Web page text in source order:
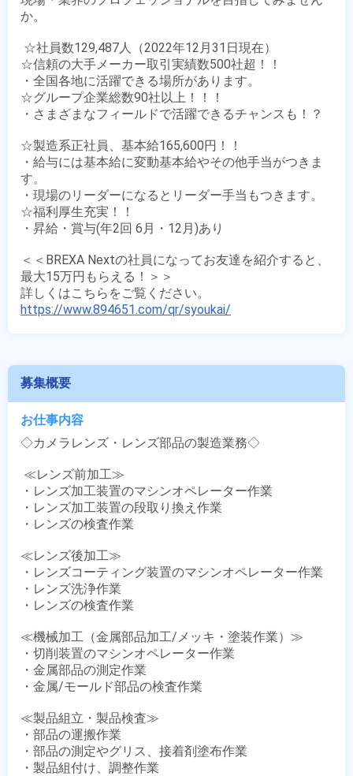
か。
☆信頼の大手メーカー取引実績数500社超！！
・全国各地に活躍できる場所があります。
☆グループ企業総数90社以上！！！
・さまざまなフィールドで活躍できるチャンスも！？
☆製造系正社員、基本給165,600円！！
・給与には基本給に変動基本給やその他手当がつきま
す。
・現場のリーダーになるとリーダー手当もつきます。
☆福利厚生充実！！
・昇給・賞与(年2回 6月・12月)あり
＜＜BREXA Nextの社員になってお友達を紹介すると、
最大15万円もらえる！＞＞
https://www.894651.com/qr/syoukai/
募集概要
お仕事内容
◇カメラレンズ・レンズ部品の製造業務◇
・レンズ加工装置のマシンオペレーター作業
・レンズ加工装置の段取り換え作業
・レンズの検査作業
≪レンズ後加工≫
・レンズコーティング装置のマシンオペレーター作業
・レンズ洗浄作業
・レンズの検査作業
≪機械加工（金属部品加工/メッキ・塗装作業）≫
・切削装置のマシンオペレーター作業
・金属部品の測定作業
・金属/モールド部品の検査作業
≪製品組立・製品検査≫
・部品の運搬作業
・部品の測定やグリス、接着剤塗布作業
・製品組付け、調整作業